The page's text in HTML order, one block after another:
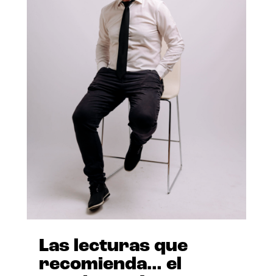
Las lecturas que
recomienda… el